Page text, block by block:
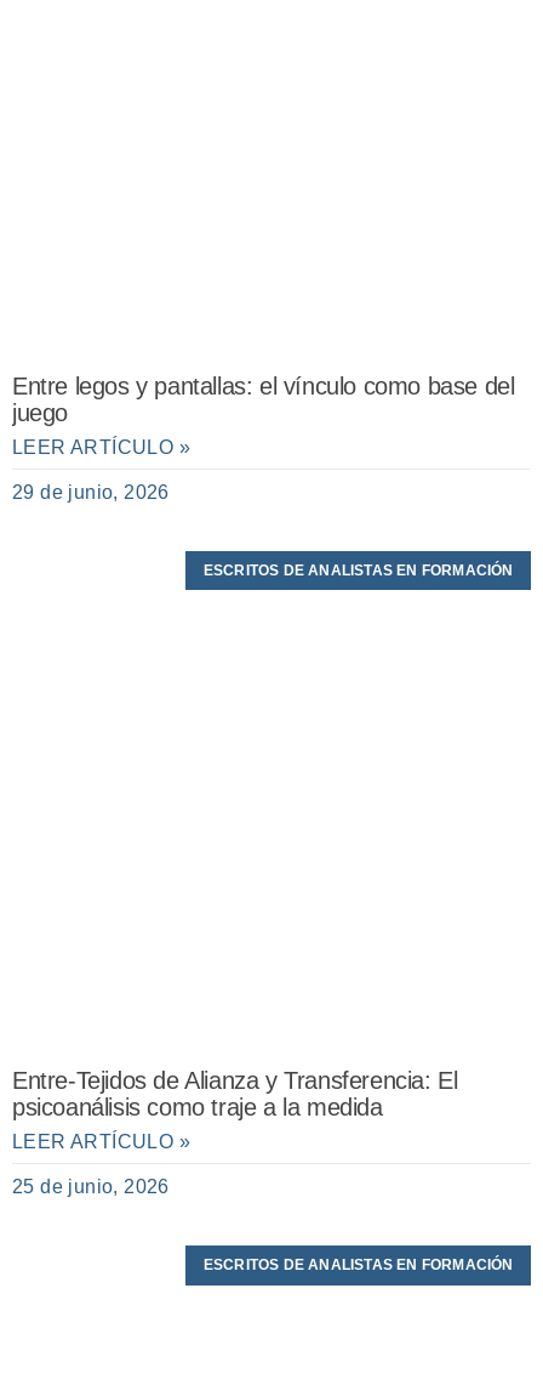
Entre legos y pantallas: el vínculo como base del
juego
LEER ARTÍCULO »
29 de junio, 2026
ESCRITOS DE ANALISTAS EN FORMACIÓN
Entre-Tejidos de Alianza y Transferencia: El
psicoanálisis como traje a la medida
LEER ARTÍCULO »
25 de junio, 2026
ESCRITOS DE ANALISTAS EN FORMACIÓN